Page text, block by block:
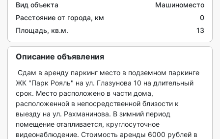
Вид объекта
Машиноместо
Расстояние от города, км
0
Площадь, кв.м.
13
Описание объявления
ЖК "Парк Рояль" на ул. Глазунова 10 на длительный
срок. Место расположено в части дома,
расположенной в непосредственной близости к
выезду на ул. Рахманинова. В зимний период
помещение отапливается, круглосуточное
видеонаблюдение. Стоимость аренды 6000 рублей в